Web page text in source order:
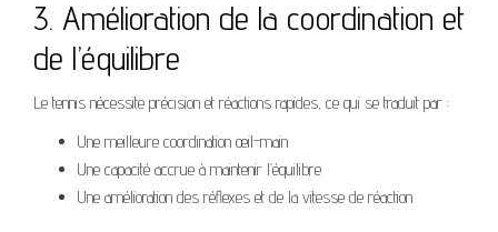
3. Amélioration de la coordination et
de l’équilibre
Le tennis nécessite précision et réactions rapides, ce qui se traduit par :
Une meilleure coordination œil-main
Une capacité accrue à maintenir l’équilibre
Une amélioration des réflexes et de la vitesse de réaction